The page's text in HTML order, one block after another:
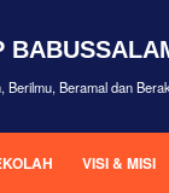
Berilmu, Beramal dan
VISI & MISI